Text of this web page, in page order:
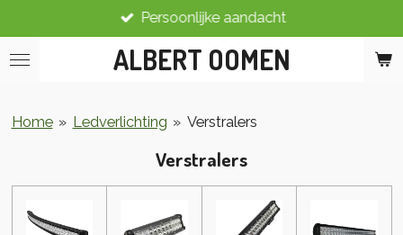
direct
naar
ALBERT OOMEN
Persoonlijke aandacht
Home » Ledverlichting » Verstralers
Verstralers